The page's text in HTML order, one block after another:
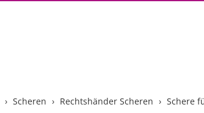
Scheren Rechtshänder Scheren Schere